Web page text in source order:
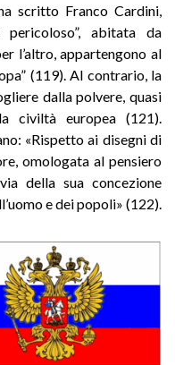
scritto Franco Cardini,
abitata da
l’altro, appartengono al
(119). Al contrario, la
dalla polvere, quasi
civiltà europea (121).
«Rispetto ai disegni di
omologata al pensiero
della sua concezione
e dei popoli» (122).